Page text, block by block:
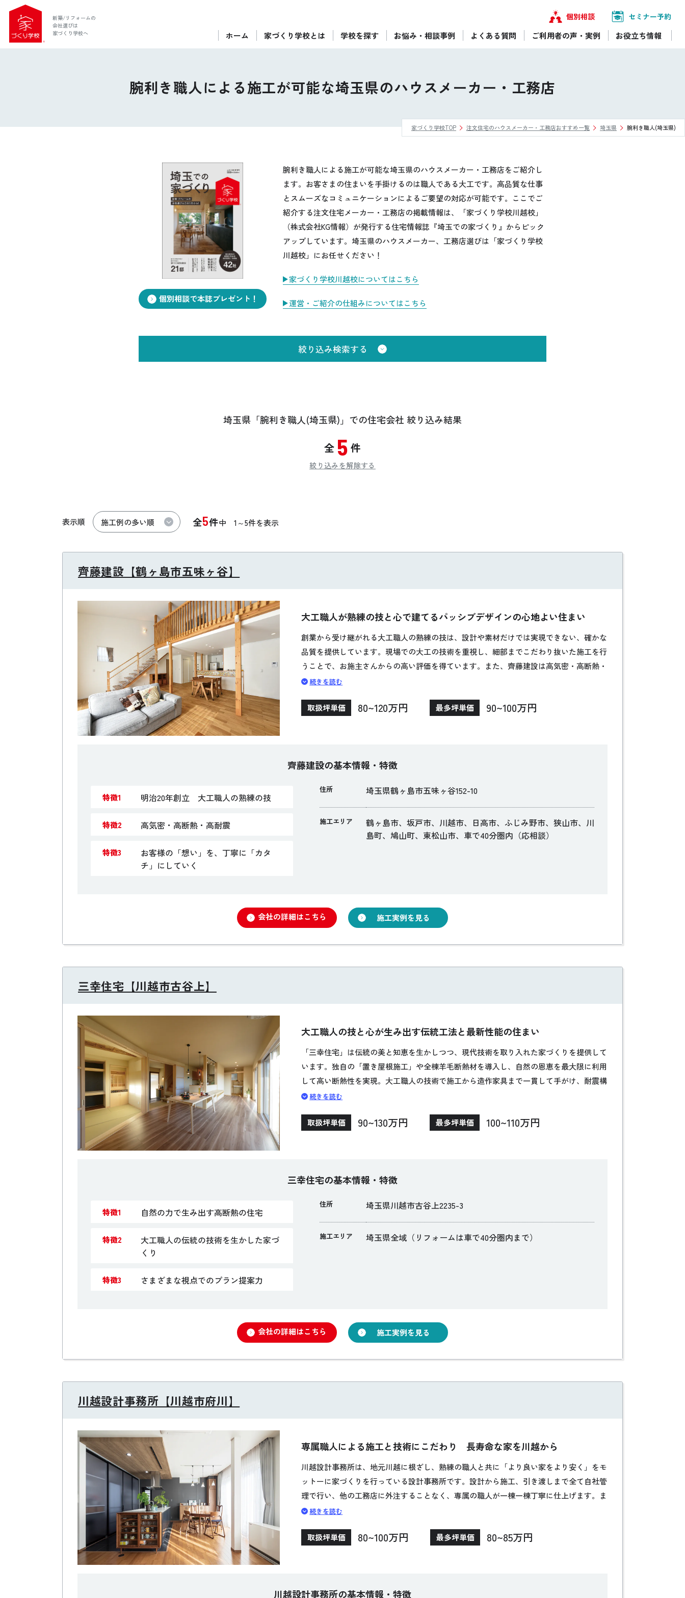
新築/リフォームの
会社選びは
家づくり学校へ
個別相談 セミナー予約
ホーム 家づくり学校とは 学校を探す お悩み・相談事例 よくある質問 ご利用者の声・実例 お役立ち情報
ぴったりの住宅会社をご提案
後悔しない家づくりをレクチャー
ご利用は無料！全国20校
お近くの学校を探す
公式SNSをチェック
腕利き職人による施工が可能な埼玉県のハウスメーカー・工務店
家づくり学校TOP 注文住宅のハウスメーカー・工務店おすすめ一覧 埼玉県 腕利き職人(埼玉県)
個別相談で本誌プレゼント！
腕利き職人による施工が可能な埼玉県のハウスメーカー・工務店をご紹介し
ます。お客さまの住まいを手掛けるのは職人である大工です。高品質な仕事
とスムーズなコミュニケーションによるご要望の対応が可能です。ここでご
紹介する注文住宅メーカー・工務店の掲載情報は、「家づくり学校川越校」
（株式会社KG情報）が発行する住宅情報誌『埼玉での家づくり』からピック
アップしています。埼玉県のハウスメーカー、工務店選びは「家づくり学校
川越校」にお任せください！
家づくり学校川越校についてはこちら
運営・ご紹介の仕組みについてはこちら
絞り込み検索する
埼玉県「腕利き職人(埼玉県)」 での住宅会社 絞り込み結果
全 5 件
絞り込みを解除する
表示順 全5件中 1～5件を表示
齊藤建設【鶴ヶ島市五味ヶ谷】
大工職人が熟練の技と心で建てるパッシブデザインの心地よい住まい
創業から受け継がれる大工職人の熟練の技は、設計や素材だけでは実現できない、確かな
品質を提供しています。現場での大工の技術を重視し、細部までこだわり抜いた施工を行
うことで、お施主さんからの高い評価を得ています。また、齊藤建設は高気密・高断熱・
高耐震の住まいづくりに力を入れています。構造用耐力面材と硬質ウレタンフォームが一
で、外部の騒音を遮断し快適な住環境を実現します。これにより、住まいの性能を最大限
続きを読む
取扱坪単価 80~120万円 最多坪単価 90~100万円
齊藤建設の基本情報・特徴
特徴1 明治20年創立 大工職人の熟練の技
特徴2 高気密・高断熱・高耐震
特徴3
お客様の「想い」を、丁寧に「カタ
チ」にしていく
住所 埼玉県鶴ヶ島市五味ヶ谷152-10
施工エリア
鶴ヶ島市、坂戸市、川越市、日高市、ふじみ野市、狭山市、川
島町、鳩山町、東松山市、車で40分圏内（応相談）
会社の詳細はこちら 施工実例を見る
三幸住宅【川越市古谷上】
大工職人の技と心が生み出す伝統工法と最新性能の住まい
「三幸住宅」は伝統の美と知恵を生かしつつ、現代技術を取り入れた家づくりを提供して
います。独自の「置き屋根施工」や全棟羊毛断熱材を導入し、自然の恩恵を最大限に利用
して高い断熱性を実現。大工職人の技術で施工から造作家具まで一貫して手がけ、耐震構
造や制震システムで安全性も重視しています。社員全員が大工出身で、深い知識に基づい
す。
続きを読む
取扱坪単価 90~130万円 最多坪単価 100~110万円
三幸住宅の基本情報・特徴
特徴1 自然の力で生み出す高断熱の住宅
特徴2
大工職人の伝統の技術を生かした家づ
くり
特徴3 さまざまな視点でのプラン提案力
住所 埼玉県川越市古谷上2235-3
施工エリア 埼玉県全域（リフォームは車で40分圏内まで）
会社の詳細はこちら 施工実例を見る
川越設計事務所【川越市府川】
専属職人による施工と技術にこだわり 長寿命な家を川越から
川越設計事務所は、地元川越に根ざし、熟練の職人と共に「より良い家をより安く」をモ
ットーに家づくりを行っている設計事務所です。設計から施工、引き渡しまで全て自社管
理で行い、他の工務店に外注することなく、専属の職人が一棟一棟丁寧に仕上げます。ま
た、1,000軒以上の耐震・劣化診断の実績を持ち、最長60年の長期保証を提供。お客様の
ちろん、リフォームにも強みを持ち、アフターサポートも充実しています。さらに、
続きを読む
取扱坪単価 80~100万円 最多坪単価 80~85万円
川越設計事務所の基本情報・特徴